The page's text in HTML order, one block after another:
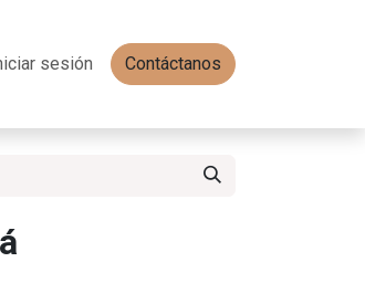
sesión Contáctanos